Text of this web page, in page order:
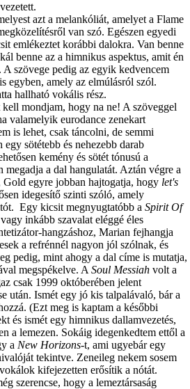
azt a melankóliát, amelyet a Flame
van szó. Egészen egyedi
emlékeztet korábbi dalokra. Van benne
benne az a himnikus aspektus, amit én
szövege pedig az egyik kedvencem
egyben, amely az elmúlásról szól.
hallható vokális rész.
mondjam, hogy na ne! A szöveggel
valamelyik eurodance zenekart
is lehet, csak táncolni, de semmi
sötétebb és nehezebb darab
kemény és sötét tónusú a
a dal hangulatát. Aztán végre a
egyre jobban hajtogatja, hogy let's
idegesítő szinti szóló, amely
Egy kicsit megnyugtatóbb a Spirit Of
inkább szavalat eléggé éles
hangzáshoz, Marian fejhangja
a refrénnél nagyon jól szólnak, és
pedig, mint ahogy a dal címe is mutatja,
megspékelve. A Soul Messiahvolt a
csak 1999 októberében jelent
után. Ismét egy jó kis talpalávaló, bár a
(Ezt meg is kaptam a későbbi
és ismét egy himnikus dallamvezetés,
a lemezen. Sokáig idegenkedtem ettől a
a New Horizons-t, ami ugyebár egy
tekintve. Zeneileg nekem sosem
kifejezetten erősítik a nótát.
szerencse, hogy a lemeztársaság